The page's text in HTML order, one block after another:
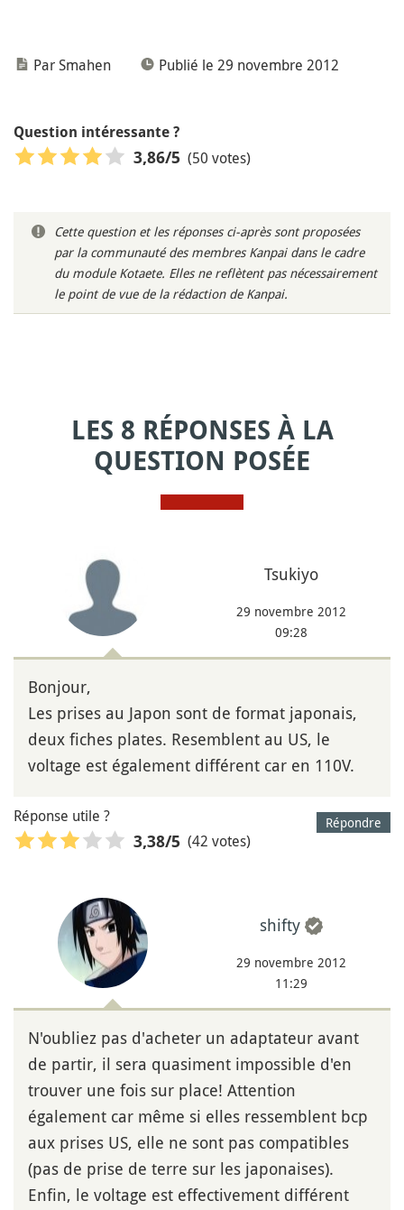
Par Smahen Publié le 29 novembre 2012
Question intéressante ?
3,86/5 (50 votes)
Cette question et les réponses ci-après sont proposées
par la communauté des membres Kanpai dans le cadre
du module Kotaete. Elles ne reflètent pas nécessairement
le point de vue de la rédaction de Kanpai.
LES 8 RÉPONSES À LA
QUESTION POSÉE
Tsukiyo
29 novembre 2012
09:28
Bonjour,
Les prises au Japon sont de format japonais,
deux fiches plates. Resemblent au US, le
voltage est également différent car en 110V.
Répondre
Réponse utile ?
3,38/5 (42 votes)
shifty
29 novembre 2012
11:29
N'oubliez pas d'acheter un adaptateur avant
de partir, il sera quasiment impossible d'en
trouver une fois sur place! Attention
également car même si elles ressemblent bcp
aux prises US, elle ne sont pas compatibles
(pas de prise de terre sur les japonaises).
Enfin, le voltage est effectivement différent